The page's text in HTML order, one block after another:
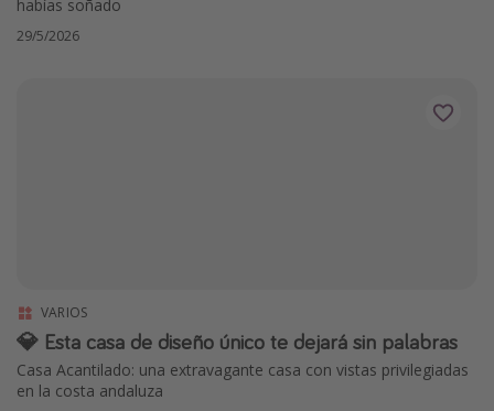
habías soñado
29/5/2026
VARIOS
💎 Esta casa de diseño único te dejará sin palabras
Casa Acantilado: una extravagante casa con vistas privilegiadas
en la costa andaluza